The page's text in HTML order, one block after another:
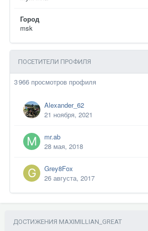
Город
msk
ПОСЕТИТЕЛИ ПРОФИЛЯ
3 966 просмотров профиля
Alexander_62
21 ноября, 2021
mr.ab
28 мая, 2018
Grey8Fox
26 августа, 2017
ДОСТИЖЕНИЯ MAXIMILLIAN_GREAT